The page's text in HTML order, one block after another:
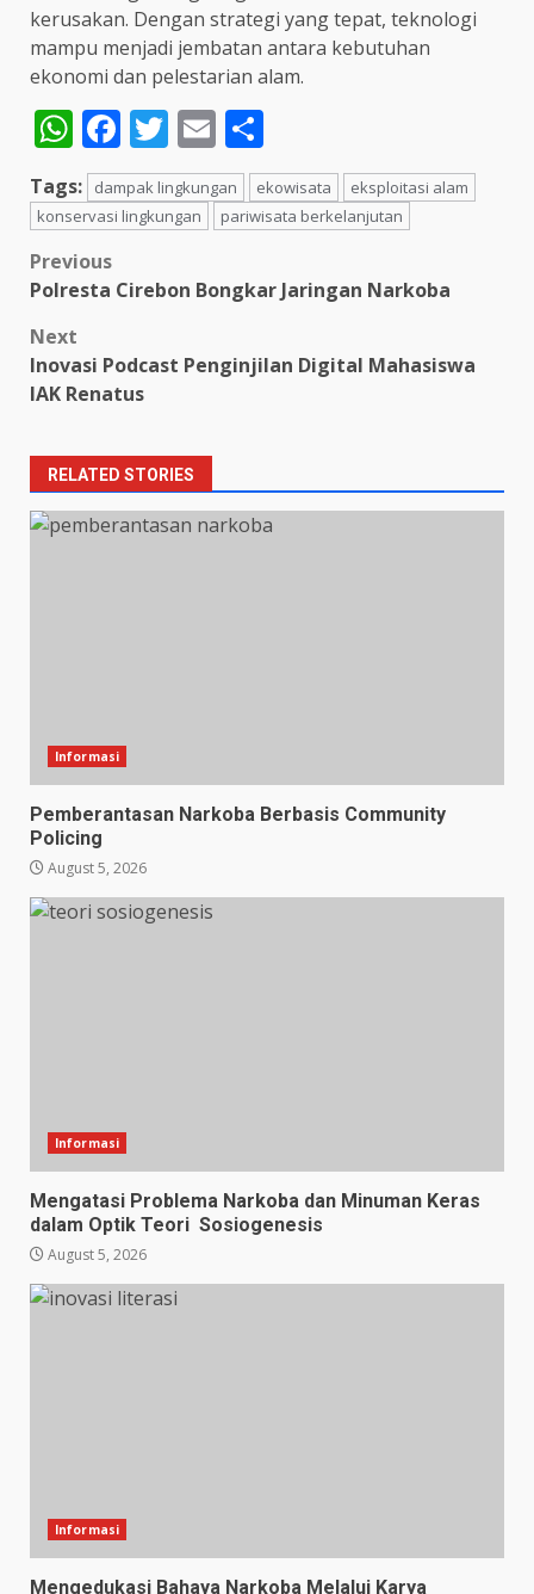
kerusakan. Dengan strategi yang tepat, teknologi
mampu menjadi jembatan antara kebutuhan
ekonomi dan pelestarian alam.
WhatsApp
Facebook
Twitter
Email
Tags: dampak lingkungan ekowisata
eksploitasi alam
konservasi lingkungan
pariwisata berkelanjutan
Post
Previous
Polresta Cirebon Bongkar Jaringan Narkoba
Next
Inovasi Podcast Penginjilan Digital Mahasiswa
IAK Renatus
RELATED STORIES
Informasi
Pemberantasan Narkoba Berbasis Community
Policing
August 5, 2026
Informasi
Mengatasi Problema Narkoba dan Minuman Keras
dalam Optik Teori Sosiogenesis
August 5, 2026
Informasi
Mengedukasi Bahaya Narkoba Melalui Karya